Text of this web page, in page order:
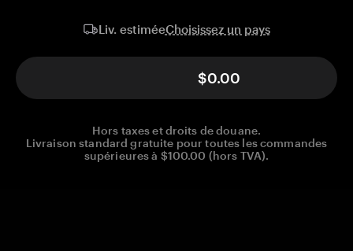
Liv. estiméeChoisissez un pays
$0.00
Hors taxes et droits de douane.
Livraison standard gratuite pour toutes les commandes
supérieures à $100.00 (hors TVA).